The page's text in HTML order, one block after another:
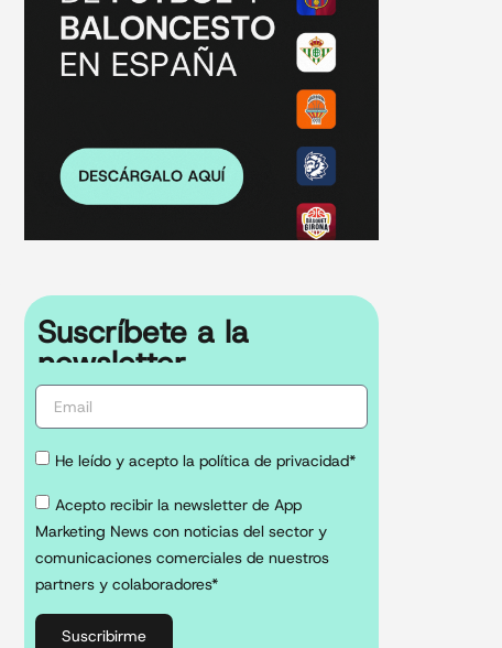
Suscríbete a la
newsletter
He leído y acepto la política de privacidad*
Acepto recibir la newsletter de App
Marketing News con noticias del sector y
comunicaciones comerciales de nuestros
partners y colaboradores*
Suscribirme